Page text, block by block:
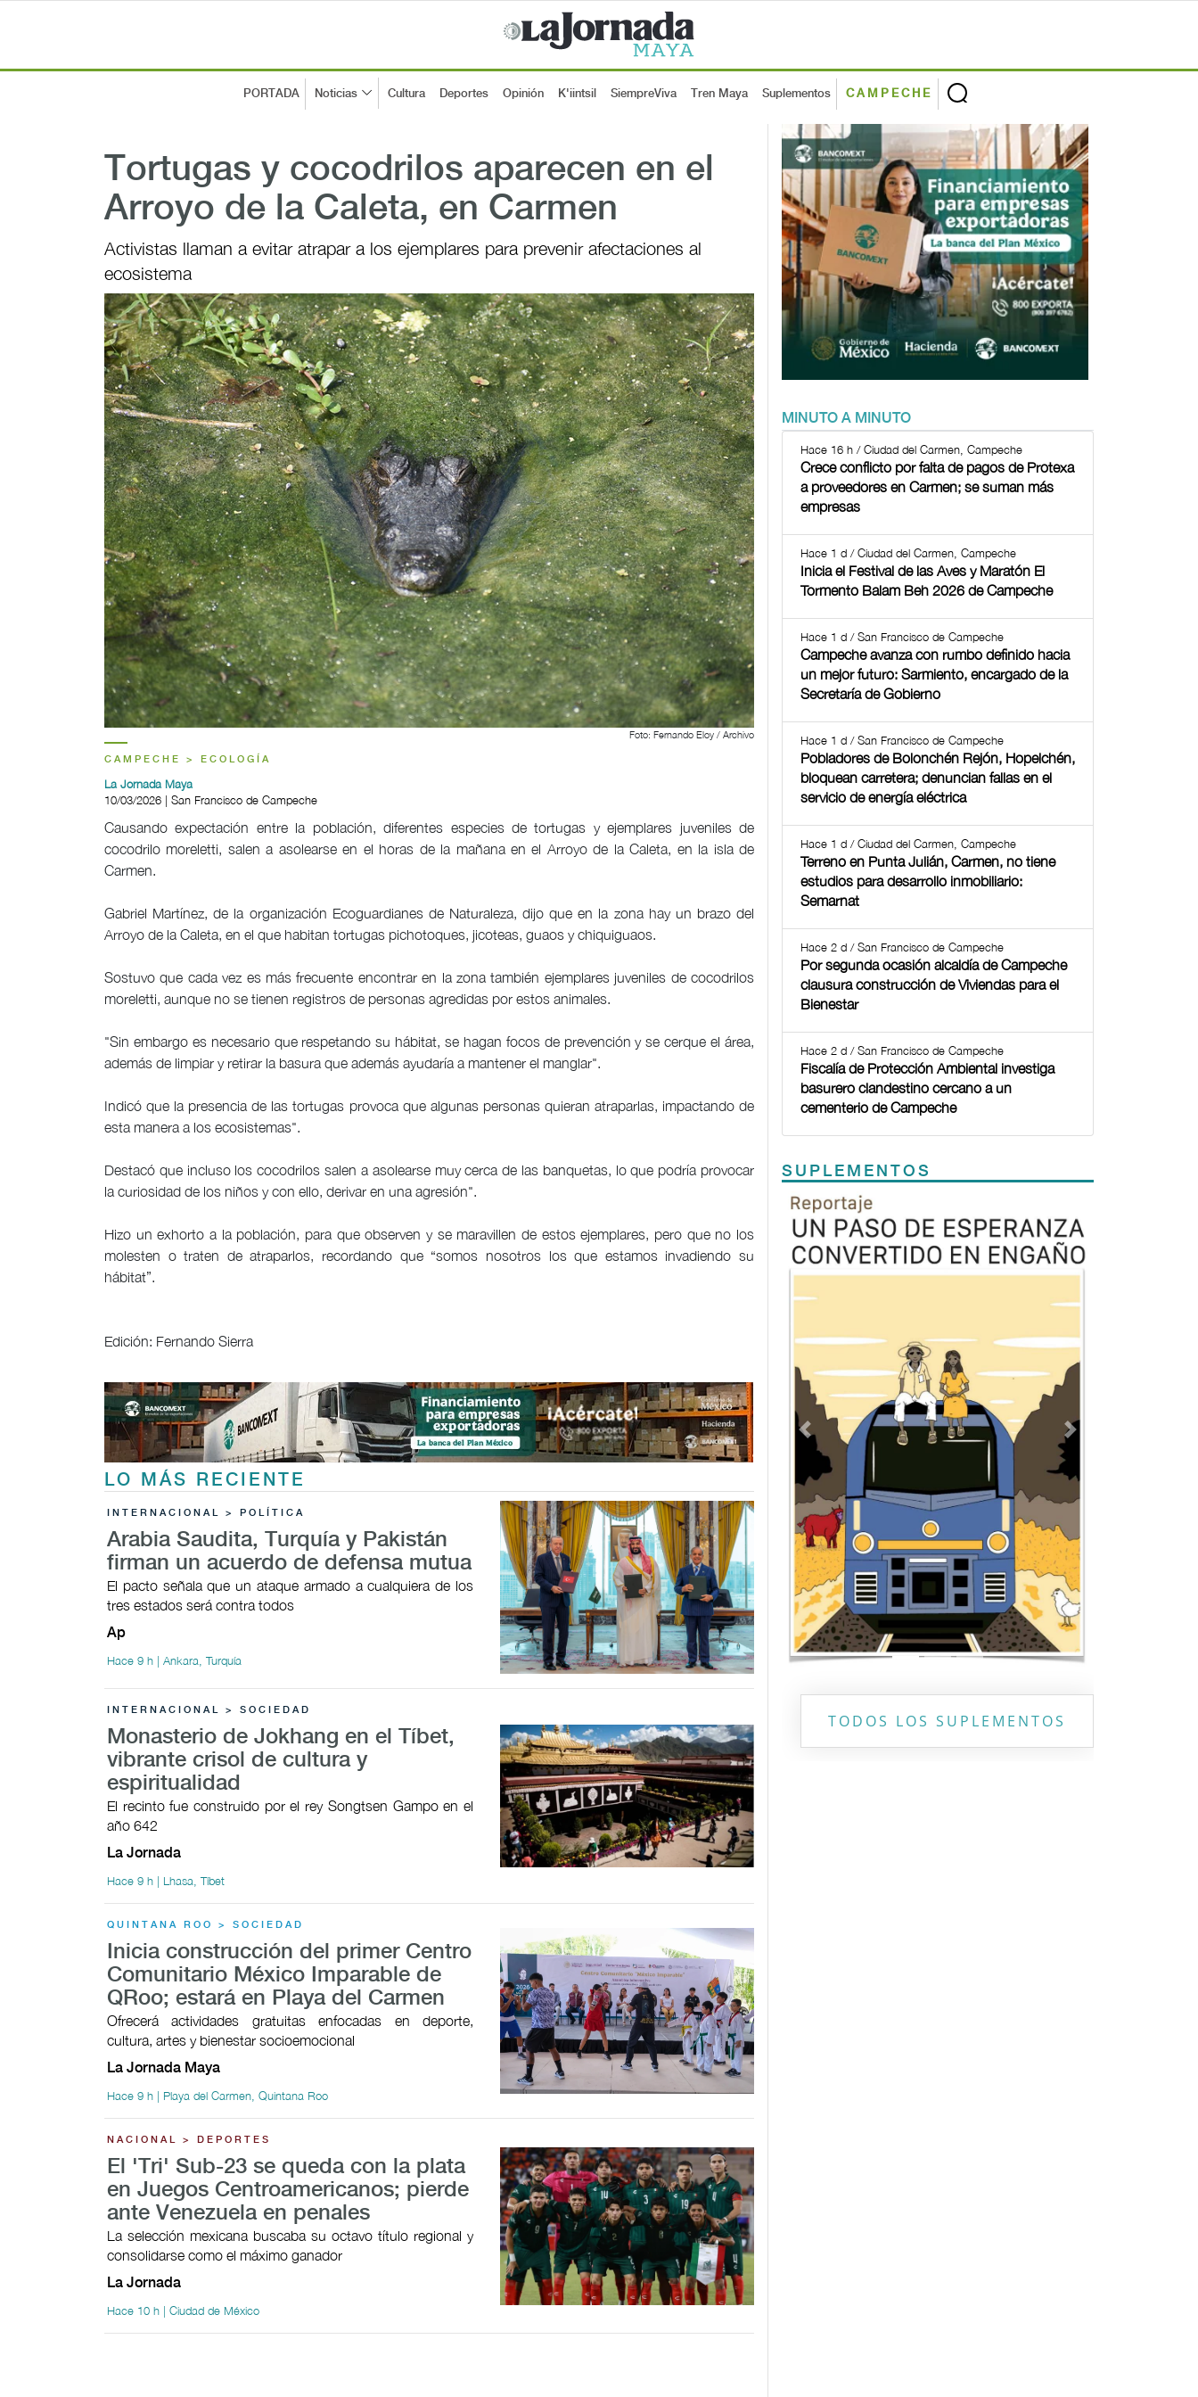
PORTADA Noticias Cultura Deportes Opinión K'iintsil SiempreViva Tren Maya Suplementos CAMPECHE
Tortugas y cocodrilos aparecen en el
Arroyo de la Caleta, en Carmen
Activistas llaman a evitar atrapar a los ejemplares para prevenir afectaciones al
ecosistema
Foto: Fernando Eloy / Archivo
CAMPECHE > ECOLOGÍA
La Jornada Maya
10/03/2026 | San Francisco de Campeche
Causando expectación entre la población, diferentes especies de tortugas y ejemplares juveniles de
cocodrilo moreletti, salen a asolearse en el horas de la mañana en el Arroyo de la Caleta, en la isla de
Carmen.
Gabriel Martínez, de la organización Ecoguardianes de Naturaleza, dijo que en la zona hay un brazo del
Arroyo de la Caleta, en el que habitan tortugas pichotoques, jicoteas, guaos y chiquiguaos.
Sostuvo que cada vez es más frecuente encontrar en la zona también ejemplares juveniles de cocodrilos
moreletti, aunque no se tienen registros de personas agredidas por estos animales.
"Sin embargo es necesario que respetando su hábitat, se hagan focos de prevención y se cerque el área,
además de limpiar y retirar la basura que además ayudaría a mantener el manglar".
Indicó que la presencia de las tortugas provoca que algunas personas quieran atraparlas, impactando de
esta manera a los ecosistemas".
Destacó que incluso los cocodrilos salen a asolearse muy cerca de las banquetas, lo que podría provocar
la curiosidad de los niños y con ello, derivar en una agresión".
Hizo un exhorto a la población, para que observen y se maravillen de estos ejemplares, pero que no los
molesten o traten de atraparlos, recordando que “somos nosotros los que estamos invadiendo su
hábitat”.
Edición: Fernando Sierra
LO MÁS RECIENTE
INTERNACIONAL > POLÍTICA
Arabia Saudita, Turquía y Pakistán
firman un acuerdo de defensa mutua
El pacto señala que un ataque armado a cualquiera de los
tres estados será contra todos
Ap
Hace 9 h | Ankara, Turquía
INTERNACIONAL > SOCIEDAD
Monasterio de Jokhang en el Tíbet,
vibrante crisol de cultura y
espiritualidad
El recinto fue construido por el rey Songtsen Gampo en el
año 642
La Jornada
Hace 9 h | Lhasa, Tíbet
QUINTANA ROO > SOCIEDAD
Inicia construcción del primer Centro
Comunitario México Imparable de
QRoo; estará en Playa del Carmen
Ofrecerá actividades gratuitas enfocadas en deporte,
cultura, artes y bienestar socioemocional
La Jornada Maya
Hace 9 h | Playa del Carmen, Quintana Roo
NACIONAL > DEPORTES
El 'Tri' Sub-23 se queda con la plata
en Juegos Centroamericanos; pierde
ante Venezuela en penales
La selección mexicana buscaba su octavo título regional y
consolidarse como el máximo ganador
La Jornada
Hace 10 h | Ciudad de México
MINUTO A MINUTO
Hace 16 h / Ciudad del Carmen, Campeche
Crece conflicto por falta de pagos de Protexa
a proveedores en Carmen; se suman más
empresas
Hace 1 d / Ciudad del Carmen, Campeche
Inicia el Festival de las Aves y Maratón El
Tormento Balam Beh 2026 de Campeche
Hace 1 d / San Francisco de Campeche
Campeche avanza con rumbo definido hacia
un mejor futuro: Sarmiento, encargado de la
Secretaría de Gobierno
Hace 1 d / San Francisco de Campeche
Pobladores de Bolonchén Rejón, Hopelchén,
bloquean carretera; denuncian fallas en el
servicio de energía eléctrica
Hace 1 d / Ciudad del Carmen, Campeche
Terreno en Punta Julián, Carmen, no tiene
estudios para desarrollo inmobiliario:
Semarnat
Hace 2 d / San Francisco de Campeche
Por segunda ocasión alcaldía de Campeche
clausura construcción de Viviendas para el
Bienestar
Hace 2 d / San Francisco de Campeche
Fiscalía de Protección Ambiental investiga
basurero clandestino cercano a un
cementerio de Campeche
SUPLEMENTOS
Previous Next
TODOS LOS SUPLEMENTOS